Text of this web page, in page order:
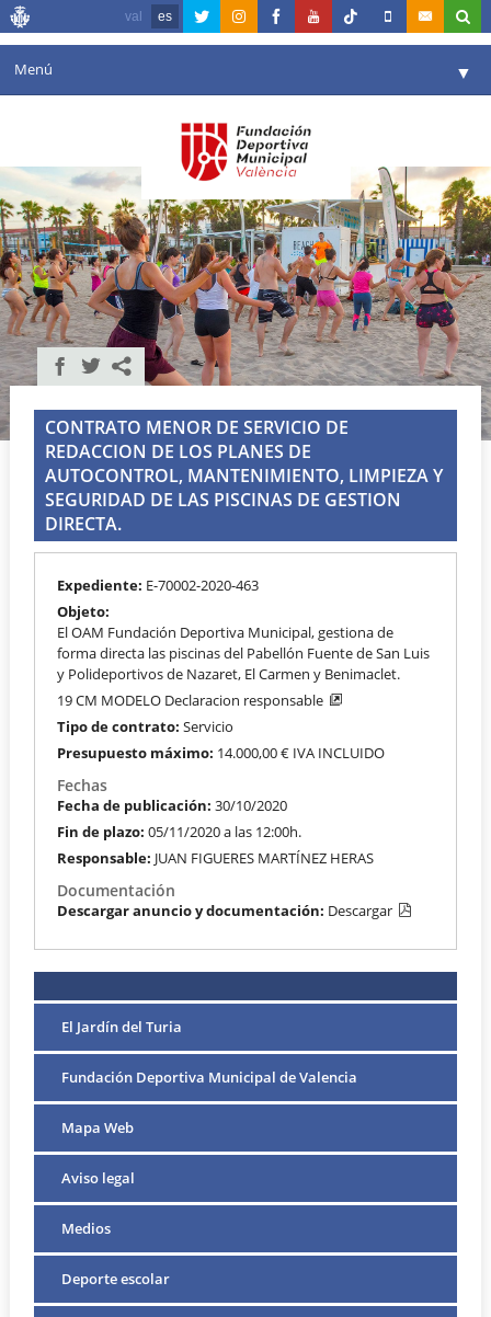
val es
Menú ▼
Agenda
Instalaciones ▼
Comunicación ▼
Valencia en deporte ▼
Portal de Transparencia
Reservas
CONTRATO MENOR DE SERVICIO DE
REDACCION DE LOS PLANES DE
AUTOCONTROL, MANTENIMIENTO, LIMPIEZA Y
SEGURIDAD DE LAS PISCINAS DE GESTION
DIRECTA.
Expediente: E-70002-2020-463
Objeto:
El OAM Fundación Deportiva Municipal, gestiona de
forma directa las piscinas del Pabellón Fuente de San Luis
y Polideportivos de Nazaret, El Carmen y Benimaclet.
19 CM MODELO Declaracion responsable
Tipo de contrato:Servicio
Presupuesto máximo: 14.000,00 € IVA INCLUIDO
Fechas
Fecha de publicación:30/10/2020
Fin de plazo:05/11/2020 a las 12:00h.
Responsable: JUAN FIGUERES MARTÍNEZ HERAS
Documentación
Descargar anuncio y documentación: Descargar
El Jardín del Turia
Fundación Deportiva Municipal de Valencia
Mapa Web
Aviso legal
Medios
Deporte escolar